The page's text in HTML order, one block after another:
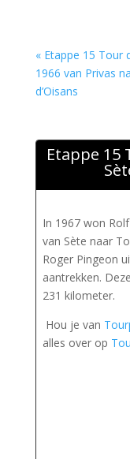
« Etappe 15 Tour
1966 van Privas
d’Oisans
Etappe 15
In 1967 won
van Sète naar
Roger Pingeon
aantrekken.
231 kilometer.
Hou je van
alles over op